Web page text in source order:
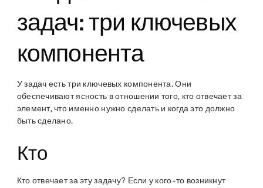
задач: три ключевых
компонента
У задач есть три ключевых компонента. Они
обеспечивают ясность в отношении того, кто отвечает за
элемент, что именно нужно сделать и когда это должно
быть сделано.
Кто
Кто отвечает за эту задачу? Если у кого-то возникнут